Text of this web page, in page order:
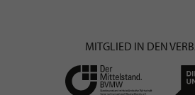
MITGLIED IN DEN